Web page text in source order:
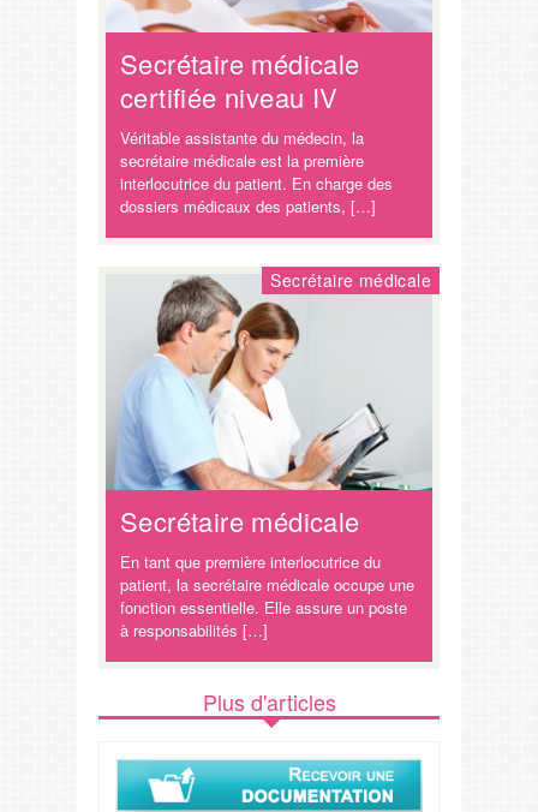
Secrétaire médicale
certifiée niveau IV
Véritable assistante du médecin, la
secrétaire médicale est la première
interlocutrice du patient. En charge des
dossiers médicaux des patients, […]
Secrétaire médicale
Secrétaire médicale
En tant que première interlocutrice du
patient, la secrétaire médicale occupe une
fonction essentielle. Elle assure un poste
à responsabilités […]
Plus d'articles